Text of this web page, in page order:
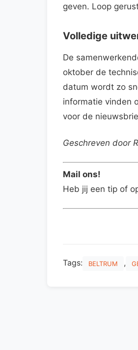
geven. Loop
Volledige
De
oktober de
datum wordt zo
informatie vinden
voor de
Geschreven door
Mail ons!
Heb jij een tip of
Tags: BELTRUM ,